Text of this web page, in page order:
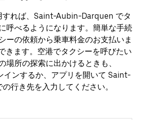
すれば、Saint-Aubin-Darquen でタ
呼べるようになります。簡単な手続
ーの依頼から乗車料金のお支払いま
きます。空港でタクシーを呼びたい
場所の探索に出かけるときも、
インするか、アプリを開いて Saint-
行き先を入力してください。